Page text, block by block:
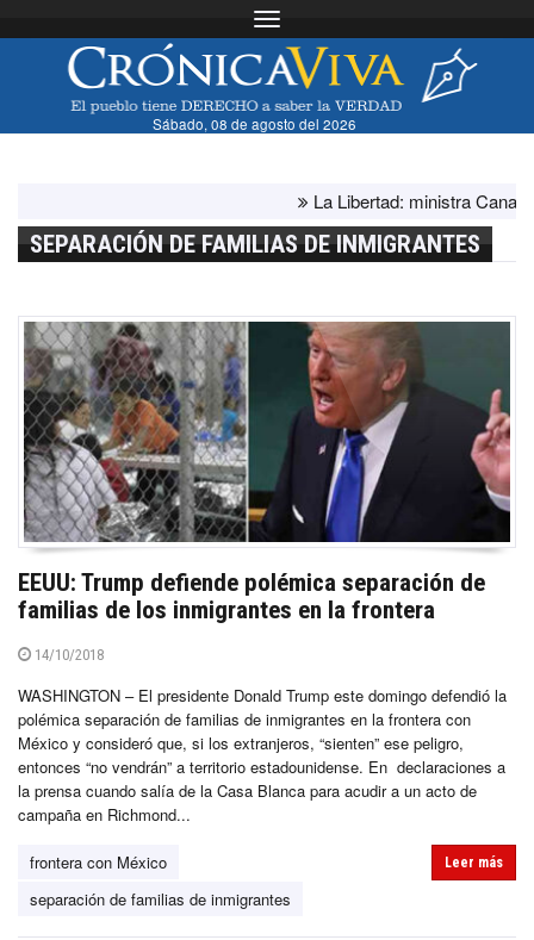
Toggle navigation
Sábado, 08 de agosto del 2026
La Libertad: ministra Canales
SEPARACIÓN DE FAMILIAS DE INMIGRANTES
EEUU: Trump defiende polémica separación de
familias de los inmigrantes en la frontera
14/10/2018
WASHINGTON – El presidente Donald Trump este domingo defendió la
polémica separación de familias de inmigrantes en la frontera con
México y consideró que, si los extranjeros, “sienten” ese peligro,
entonces “no vendrán” a territorio estadounidense. En declaraciones a
la prensa cuando salía de la Casa Blanca para acudir a un acto de
campaña en Richmond...
frontera con México
separación de familias de inmigrantes
Leer más